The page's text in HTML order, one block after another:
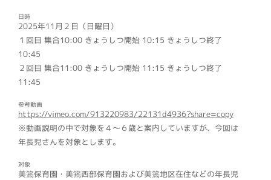
日時
2025年11月２日（日曜日）
１回目 集合10:00 きょうしつ開始 10:15 きょうしつ終了
10:45
２回目 集合11:00 きょうしつ開始 11:15 きょうしつ終了
11:45
参考動画
https://vimeo.com/913220983/22131d4936?share=copy
※動画説明の中で対象を４〜６歳と案内していますが、今回は
年長児さんを対象とします。
対象
美篶保育園・美篶西部保育園および美篶地区在住などの年長児